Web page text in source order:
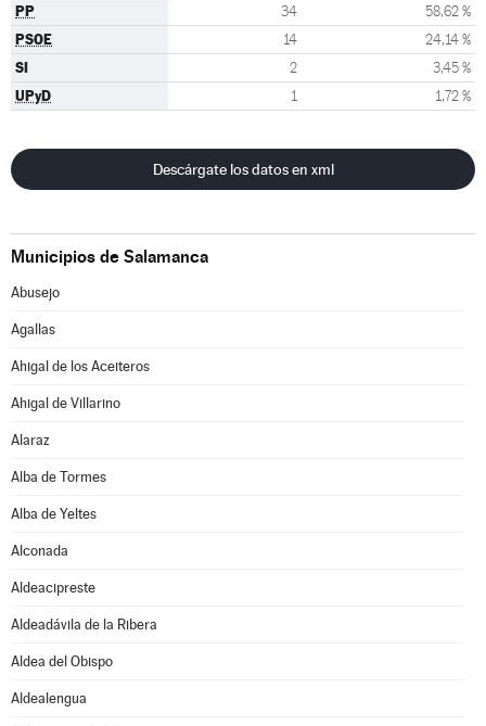
PP 34 58,62 %
PSOE 14 24,14 %
SI 2 3,45 %
UPyD 1 1,72 %
Descárgate los datos en xml
Municipios de Salamanca
Abusejo
Agallas
Ahigal de los Aceiteros
Ahigal de Villarino
Alaraz
Alba de Tormes
Alba de Yeltes
Alconada
Aldeacipreste
Aldeadávila de la Ribera
Aldea del Obispo
Aldealengua